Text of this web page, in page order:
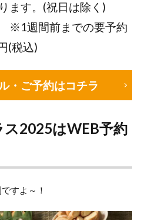
ます。(祝日は除く)
※1週間前までの要予約
(税込)
・ご予約はコチラ
2025はWEB予約
すよ～！